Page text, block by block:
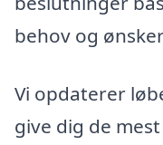
behov og
Vi opdaterer
give dig de